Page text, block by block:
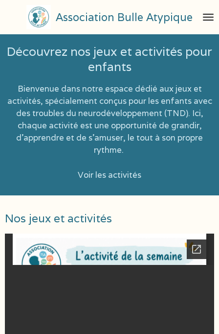
Passer
contenu
principal
Association Bulle Atypique
Découvrez nos jeux et activités pour
enfants
Bienvenue dans notre espace dédié aux jeux et
activités, spécialement conçus pour les enfants avec
des troubles du neurodéveloppement (TND). Ici,
chaque activité est une opportunité de grandir,
d'apprendre et de s'amuser, le tout à son propre
rythme.
Voir les activités
Nos jeux et activités